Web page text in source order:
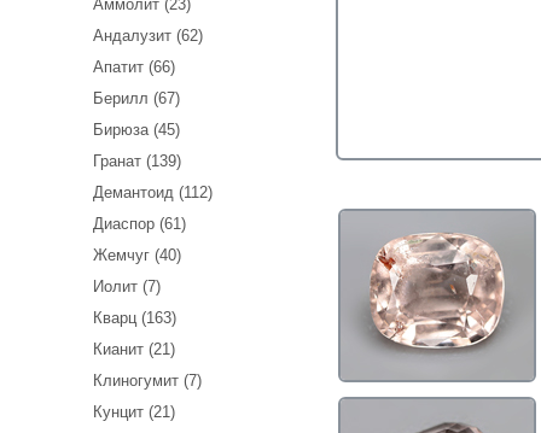
Аммолит (23)
Андалузит (62)
Апатит (66)
Берилл (67)
Бирюза (45)
Гранат (139)
Демантоид (112)
Диаспор (61)
Жемчуг (40)
Иолит (7)
Кварц (163)
Кианит (21)
Клиногумит (7)
Кунцит (21)